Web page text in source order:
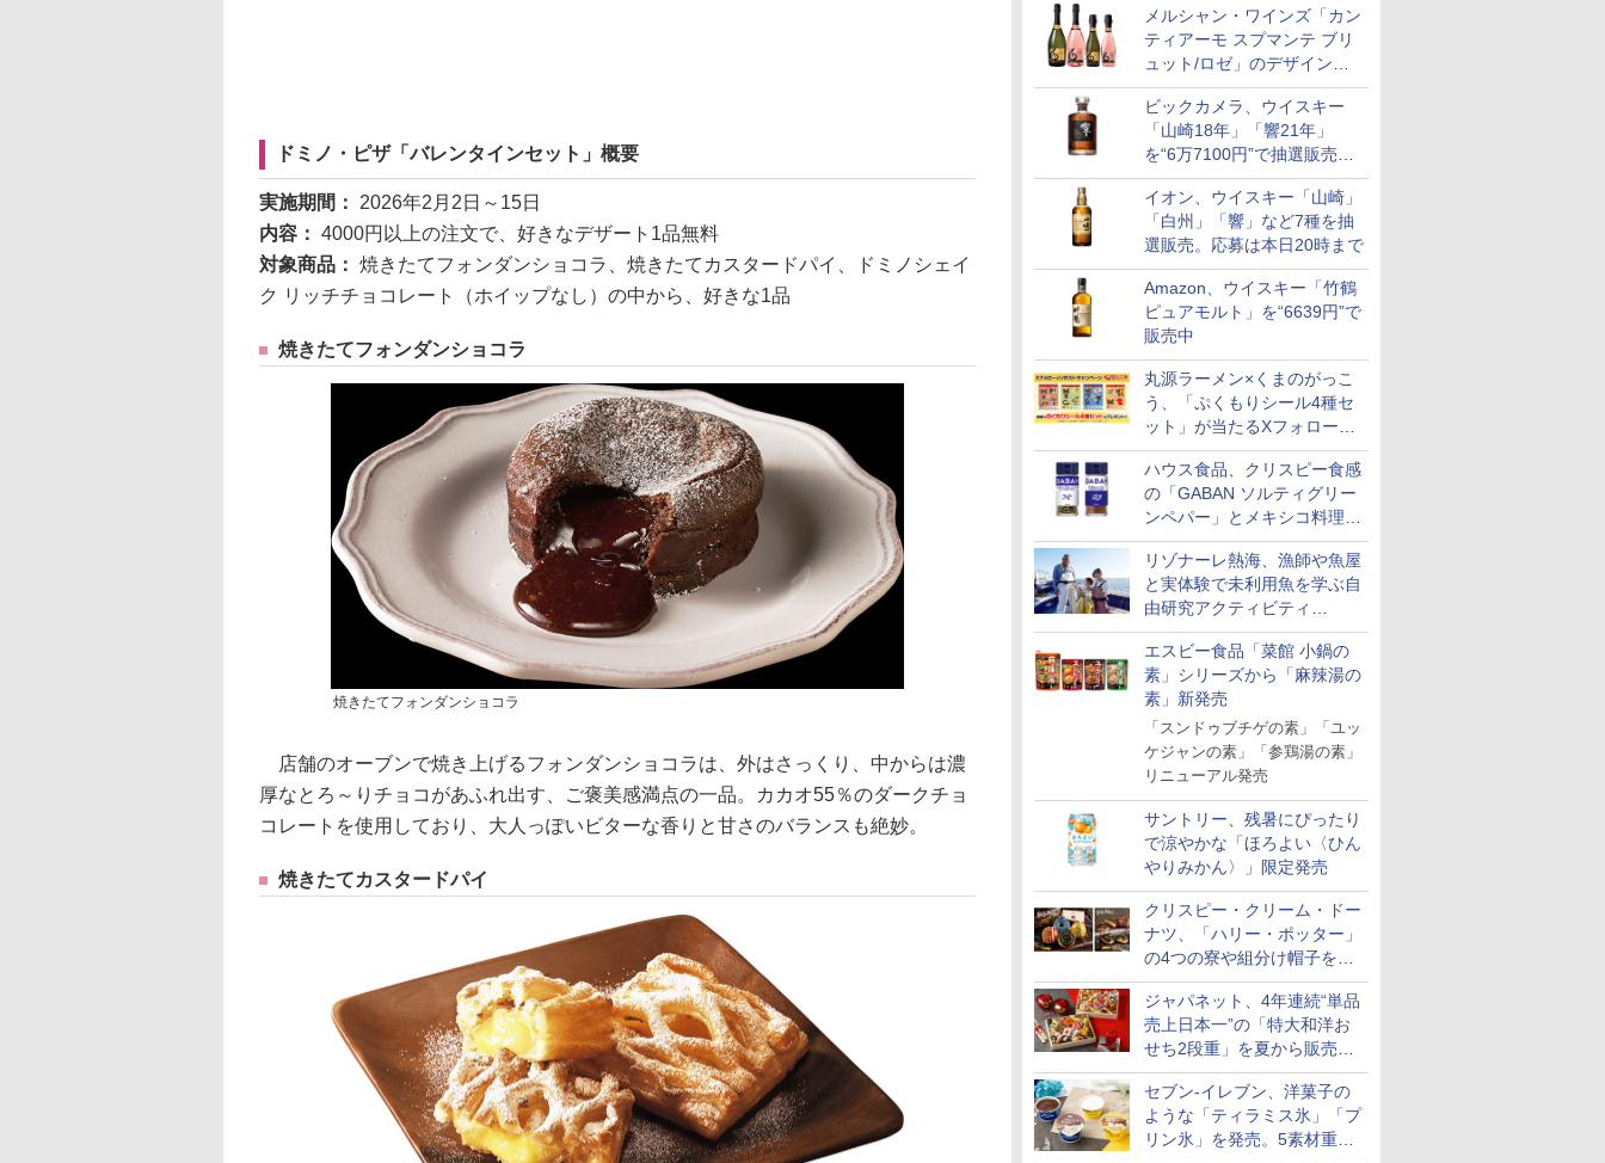
メルシャン・ワインズ「カン
ティアーモ スプマンテ ブリ
ュット/ロゼ」のデザインを
リニューアル。ハーフボトル
も登場
ビックカメラ、ウイスキー
「山崎18年」「響21年」
を“6万7100円”で抽選販売。
店頭で9日まで受付
イオン、ウイスキー「山崎」
「白州」「響」など7種を抽
選販売。応募は本日20時まで
Amazon、ウイスキー「竹鶴
ピュアモルト」を“6639円”で
販売中
丸源ラーメン×くまのがっこ
う、「ぷくもりシール4種セ
ット」が当たるXフォロー＆
リポストキャンペーン実施
ハウス食品、クリスピー食感
の「GABAN ソルティグリー
ンペパー」とメキシコ料理に
合う「GABAN チポトレペパ
ー」発売
リゾナーレ熱海、漁師や魚屋
と実体験で未利用魚を学ぶ自
由研究アクティビティ
「Fisherman's Academy」を
実施中
エスビー食品「菜館 小鍋の
素」シリーズから「麻辣湯の
素」新発売
「スンドゥブチゲの素」「ユッ
ケジャンの素」「参鶏湯の素」
リニューアル発売
サントリー、残暑にぴったり
で涼やかな「ほろよい〈ひん
やりみかん〉」限定発売
クリスピー・クリーム・ドー
ナツ、「ハリー・ポッター」
の4つの寮や組分け帽子をイ
メージしたドーナツなど発売
ジャパネット、4年連続“単品
売上日本一”の「特大和洋お
せち2段重」を夏から販売。
73品・年越しそば付き
セブン-イレブン、洋菓子の
ような「ティラミス氷」「プ
リン氷」を発売。5素材重ね
ドミノ・ピザ「バレンタインセット」概要
実施期間： 2026年2月2日～15日
内容： 4000円以上の注文で、好きなデザート1品無料
対象商品： 焼きたてフォンダンショコラ、焼きたてカスタードパイ、ドミノシェイ
ク リッチチョコレート（ホイップなし）の中から、好きな1品
焼きたてフォンダンショコラ
焼きたてフォンダンショコラ
店舗のオーブンで焼き上げるフォンダンショコラは、外はさっくり、中からは濃
厚なとろ～りチョコがあふれ出す、ご褒美感満点の一品。カカオ55％のダークチョ
コレートを使用しており、大人っぽいビターな香りと甘さのバランスも絶妙。
焼きたてカスタードパイ